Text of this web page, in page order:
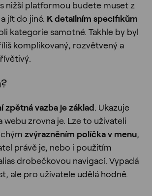
nižší platformou budete muset z
jít do jiné. K detailním specifikům
kategorie samotné. Takhle by byl
komplikovaný, rozvětvený a
zpětná vazba je základ . Ukazuje
webu zrovna je. Lze to uživateli
zvýrazněním políčka v menu,
právě je, nebo i použitím
drobečkovou navigací. Vypadá
ale pro uživatele udělá hodně.